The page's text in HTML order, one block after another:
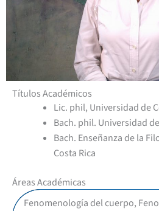
Títulos Académicos
Lic. phil, Universidad de
Bach. phil. Universidad
Bach. Enseñanza de la
Costa Rica
Áreas Académicas
Fenomenología del cuerpo,